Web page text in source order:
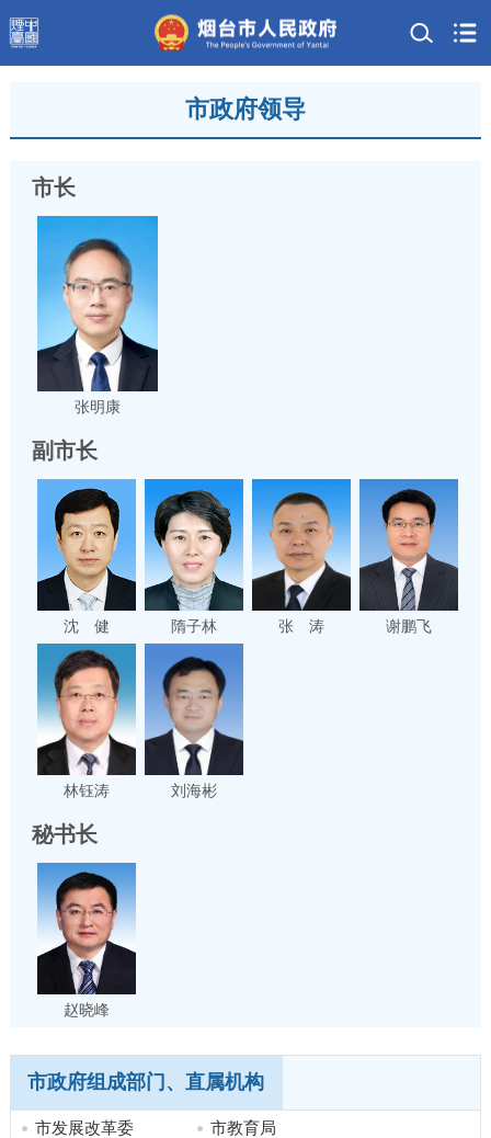
市政府领导
市长
张明康
副市长
沈 健 隋子林 张 涛 谢鹏飞
林钰涛 刘海彬
秘书长
赵晓峰
市政府组成部门、直属机构
市发展改革委
市教育局